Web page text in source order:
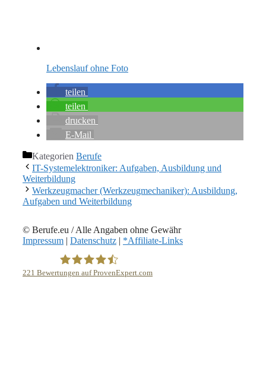
Lebenslauf ohne Foto
teilen
teilen
drucken
E-Mail
Kategorien Berufe
IT-Systemelektroniker: Aufgaben, Ausbildung und
Weiterbildung
Werkzeugmacher (Werkzeugmechaniker): Ausbildung,
Aufgaben und Weiterbildung
© Berufe.eu / Alle Angaben ohne Gewähr
Impressum | Datenschutz | *Affiliate-Links
221 Bewertungen auf ProvenExpert.com